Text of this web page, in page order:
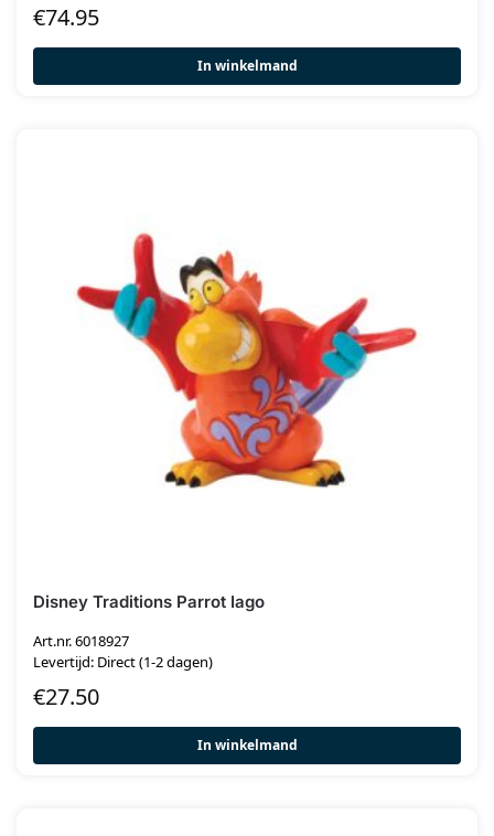
€74.95
In winkelmand
Disney Traditions Parrot Iago
Art.nr. 6018927
Levertijd: Direct (1-2 dagen)
€27.50
In winkelmand